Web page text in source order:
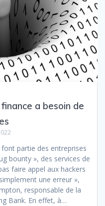
finance a besoin de
partie des entreprises
bounty », des services de
faire appel aux hackers
une erreur »,
responsable de la
Bank. En effet, à…